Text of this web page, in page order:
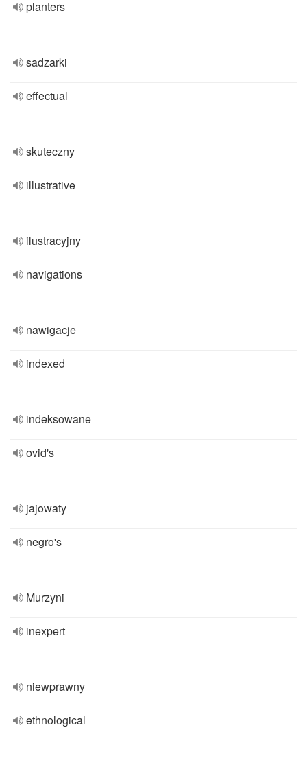
planters
sadzarki
effectual
skuteczny
illustrative
ilustracyjny
navigations
nawigacje
indexed
indeksowane
ovid's
jajowaty
negro's
Murzyni
inexpert
niewprawny
ethnological